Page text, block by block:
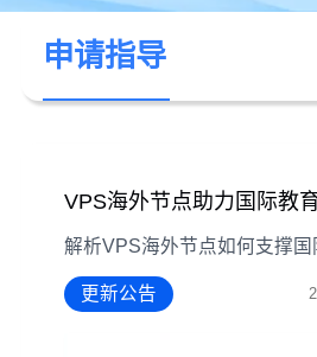
申请指导
更新公告